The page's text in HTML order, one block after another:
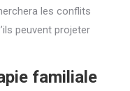
les conflits
peuvent projeter
familiale